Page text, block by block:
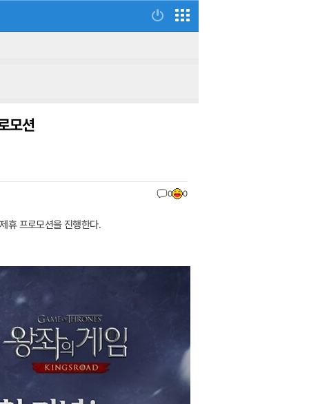
모션
0 0
휴 프로모션을 진행한다.